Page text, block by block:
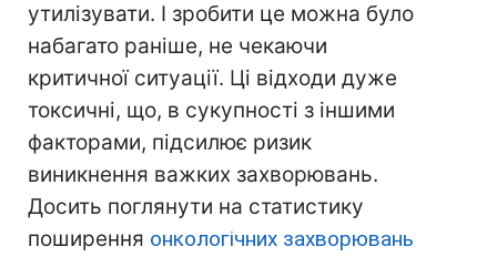
утилізувати. І зробити це можна було
набагато раніше, не чекаючи
критичної ситуації. Ці відходи дуже
токсичні, що, в сукупності з іншими
факторами, підсилює ризик
виникнення важких захворювань.
Досить поглянути на статистику
поширення онкологічних захворювань